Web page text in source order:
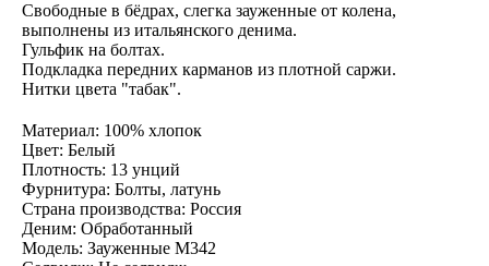
Свободные в бёдрах, слегка зауженные от колена,
выполнены из итальянского денима.
Гульфик на болтах.
Подкладка передних карманов из плотной саржи.
Нитки цвета "табак".
Материал: 100% хлопок
Цвет: Белый
Плотность: 13 унций
Фурнитура: Болты, латунь
Страна производства: Россия
Деним: Обработанный
Модель: Зауженные М342